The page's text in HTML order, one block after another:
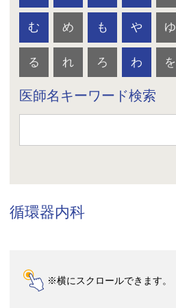
む め も や ゆ
る れ ろ わ を
医師名キーワード検索
循環器内科
※横にスクロールできます。